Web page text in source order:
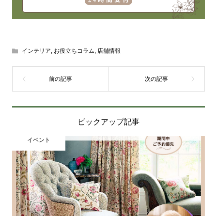
インテリア, お役立ちコラム, 店舗情報
ピックアップ記事
イベント